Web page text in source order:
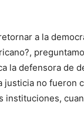
a la
la defensora de
justicia no fueron
instituciones,